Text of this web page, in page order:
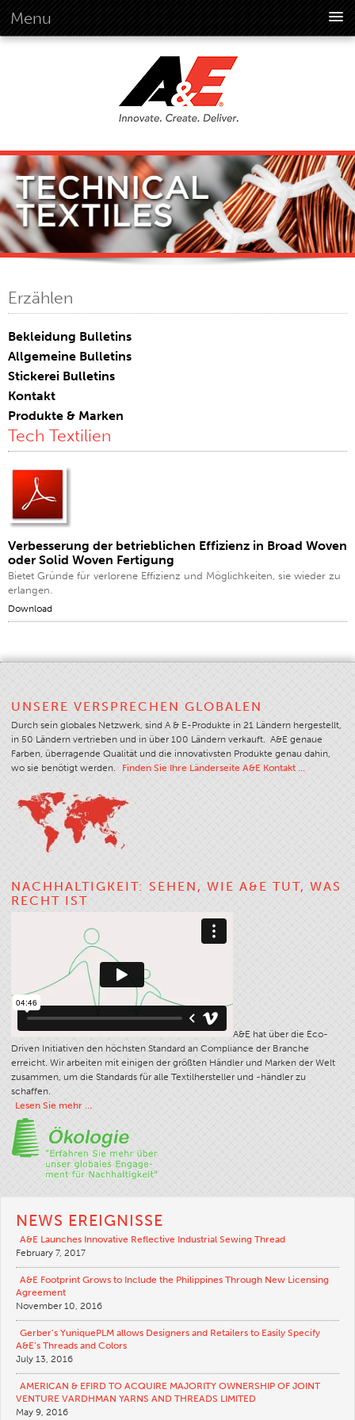
Menu
Global Standards
Übersicht
Kundenversprechen
Quality Business Culture
Nachhaltigkeit Im Umweltschutz
Verhaltenskodex
Zertifizierungen
Global Locations
Überblick
Industrielle Sewing Thread
Marke
Fasertyp
Thema Bau
Anwendung
Stickgarn
Technische Textilien
Anwendung
Farbe
Farbkarten
Kundenspezifische Farben
Farbe Wissenschaft Und Kunst
Technische Hilfsmittel
Garnauswahl
Endanwendung Märkte
Art Des Nähproduktes
Sticke Und Nähte
Garnstärke
Bekleidungstabelle
Zwirnstärke
Stoffgewicht
Garninformationen
Garnauswahl-Logik
Garnverbrauch Und -kosten
ANECALC
Technische Bulletins
Bekleidung
Allgemeines
Technische Textilien
Erzählen
Bekleidung Bulletins
Allgemeine Bulletins
Stickerei Bulletins
Kontakt
Produkte & Marken
Tech Textilien
Verbesserung der betrieblichen Effizienz in Broad Woven
oder Solid Woven Fertigung
Bietet Gründe für verlorene Effizienz und Möglichkeiten, sie wieder zu
erlangen.
Download
UNSERE VERSPRECHEN GLOBALEN
Durch sein globales Netzwerk, sind A & E-Produkte in 21 Ländern hergestellt,
in 50 Ländern vertrieben und in über 100 Ländern verkauft. A&E genaue
Farben, überragende Qualität und die innovativsten Produkte genau dahin,
wo sie benötigt werden.
Finden Sie Ihre Länderseite A&E Kontakt …
NACHHALTIGKEIT: SEHEN, WIE A&E TUT, WAS
RECHT IST
A&E hat über die Eco-
Driven Initiativen den höchsten Standard an Compliance der Branche
erreicht. Wir arbeiten mit einigen der größten Händler und Marken der Welt
zusammen, um die Standards für alle Textilhersteller und -händler zu
schaffen.
Lesen Sie mehr …
NEWS EREIGNISSE
A&E Launches Innovative Reflective Industrial Sewing Thread
February 7, 2017
A&E Footprint Grows to Include the Philippines Through New Licensing
Agreement
November 10, 2016
Gerber’s YuniquePLM allows Designers and Retailers to Easily Specify
A&E’s Threads and Colors
July 13, 2016
AMERICAN & EFIRD TO ACQUIRE MAJORITY OWNERSHIP OF JOINT
VENTURE VARDHMAN YARNS AND THREADS LIMITED
May 9, 2016